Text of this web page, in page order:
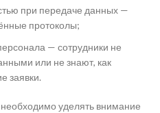
при передаче данных —
протоколы;
— сотрудники не
или не знают, как
заявки.
уделять внимание